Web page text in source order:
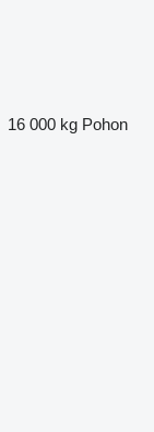
16 000 kg Pohon